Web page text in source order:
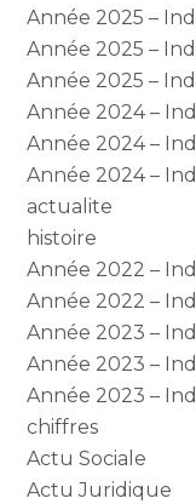
Année 2025 –
Année 2025 –
Année 2025 –
Année 2024 –
Année 2024 –
Année 2024 –
actualite
histoire
Année 2022 –
Année 2022 –
Année 2023 –
Année 2023 –
Année 2023 –
chiffres
Actu Sociale
Actu Juridique